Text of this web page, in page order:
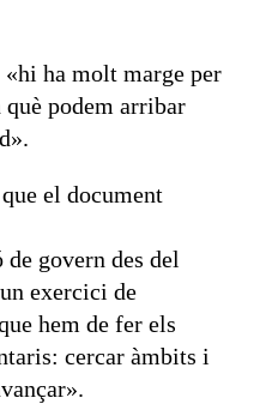
ha molt marge per
podem arribar
el document
govern des del
exercici de
hem de fer els
cercar àmbits i